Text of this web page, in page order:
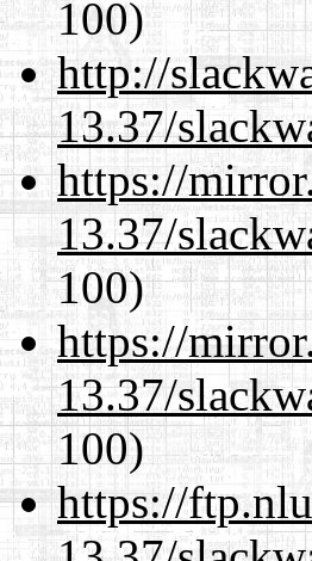
100)
http://
13.37/
https://
13.37/
100)
https://
13.37/
100)
https://